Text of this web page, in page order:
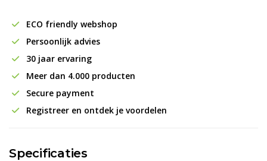
ECO friendly webshop
Persoonlijk advies
30 jaar ervaring
Meer dan 4.000 producten
Secure payment
Registreer en ontdek je voordelen
Specificaties